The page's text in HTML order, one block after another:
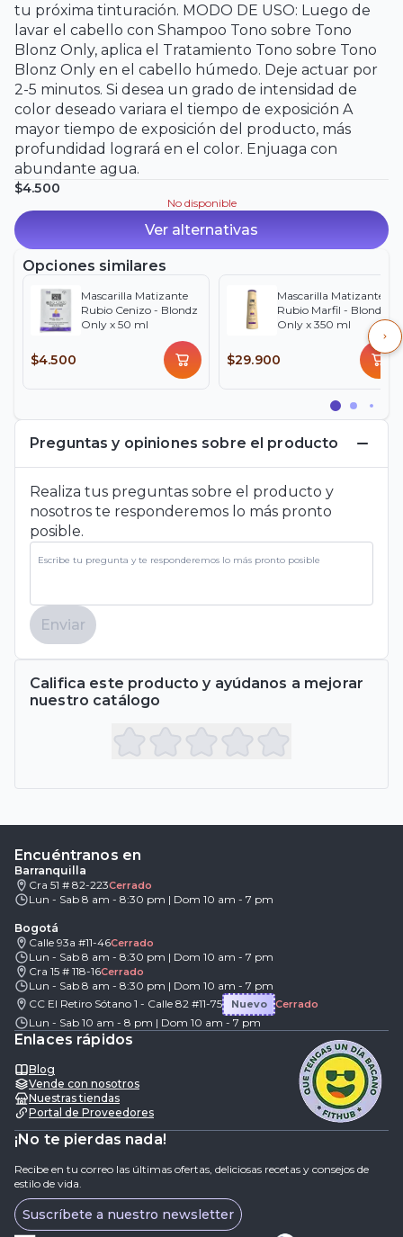
tu próxima tinturación. MODO DE USO: Luego de
lavar el cabello con Shampoo Tono sobre Tono
Blonz Only, aplica el Tratamiento Tono sobre Tono
Blonz Only en el cabello húmedo. Deje actuar por
2-5 minutos. Si desea un grado de intensidad de
color deseado variara el tiempo de exposición A
mayor tiempo de exposición del producto, más
profundidad logrará en el color. Enjuaga con
abundante agua.
$4.500
No disponible
Ver alternativas
Opciones similares
Mascarilla Matizante
Rubio Cenizo - Blondz
Only x 50 ml
$4.500
Mascarilla Matizante
Rubio Marfil - Blondz
Only x 350 ml
$29.900
Preguntas y opiniones sobre el producto
Realiza tus preguntas sobre el producto y
nosotros te responderemos lo más pronto
posible.
Enviar
Califica este producto y ayúdanos a mejorar
nuestro catálogo
Encuéntranos en
Barranquilla
Cra 51 # 82-223Cerrado
Lun - Sab 8 am - 8:30 pm | Dom 10 am - 7 pm
Bogotá
Calle 93a #11-46Cerrado
Lun - Sab 8 am - 8:30 pm | Dom 10 am - 7 pm
Cra 15 # 118-16Cerrado
Lun - Sab 8 am - 8:30 pm | Dom 10 am - 7 pm
CC El Retiro Sótano 1 - Calle 82 #11-75
Nuevo Cerrado
Lun - Sab 10 am - 8 pm | Dom 10 am - 7 pm
Enlaces rápidos
Blog
Vende con nosotros
Nuestras tiendas
Portal de Proveedores
¡No te pierdas nada!
Recibe en tu correo las últimas ofertas, deliciosas recetas y consejos de
estilo de vida.
Suscríbete a nuestro newsletter